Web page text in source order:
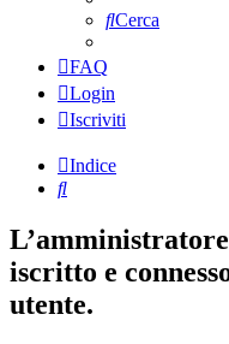
Cerca
FAQ
Login
Iscriviti
Indice
Cerca
iscritto e
utente.